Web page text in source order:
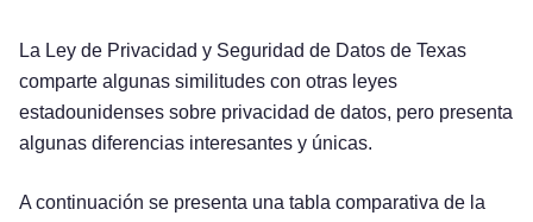
La Ley de Privacidad y Seguridad de Datos de Texas
comparte algunas similitudes con otras leyes
estadounidenses sobre privacidad de datos, pero presenta
algunas diferencias interesantes y únicas.
A continuación se presenta una tabla comparativa de la